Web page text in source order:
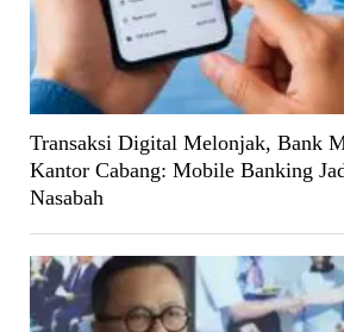
Transaksi Digital Melonjak, Bank
Kantor Cabang: Mobile Banking
Nasabah